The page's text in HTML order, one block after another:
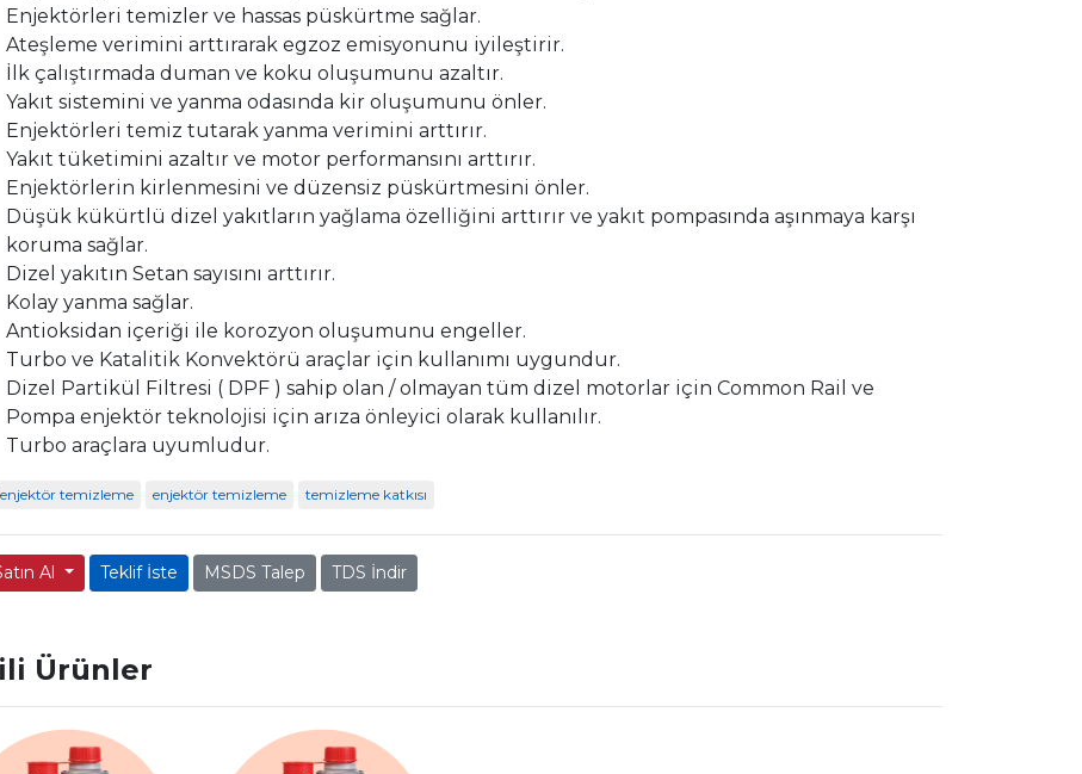
Enjektörleri temizler ve hassas püskürtme sağlar.
Ateşleme verimini arttırarak egzoz emisyonunu iyileştirir.
İlk çalıştırmada duman ve koku oluşumunu azaltır.
Yakıt sistemini ve yanma odasında kir oluşumunu önler.
Enjektörleri temiz tutarak yanma verimini arttırır.
Yakıt tüketimini azaltır ve motor performansını arttırır.
Enjektörlerin kirlenmesini ve düzensiz püskürtmesini önler.
Düşük kükürtlü dizel yakıtların yağlama özelliğini arttırır ve yakıt pompasında aşınmaya karşı
koruma sağlar.
Dizel yakıtın Setan sayısını arttırır.
Kolay yanma sağlar.
Antioksidan içeriği ile korozyon oluşumunu engeller.
Turbo ve Katalitik Konvektörü araçlar için kullanımı uygundur.
Dizel Partikül Filtresi ( DPF ) sahip olan / olmayan tüm dizel motorlar için Common Rail ve
Pompa enjektör teknolojisi için arıza önleyici olarak kullanılır.
Turbo araçlara uyumludur.
temizleme enjektör temizleme temizleme katkısı
Al Teklif İste MSDS Talep TDS İndir
Ürünler